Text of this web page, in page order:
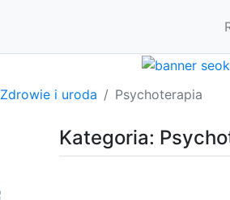
Zdrowie i uroda Psychoterapia
Kategoria: